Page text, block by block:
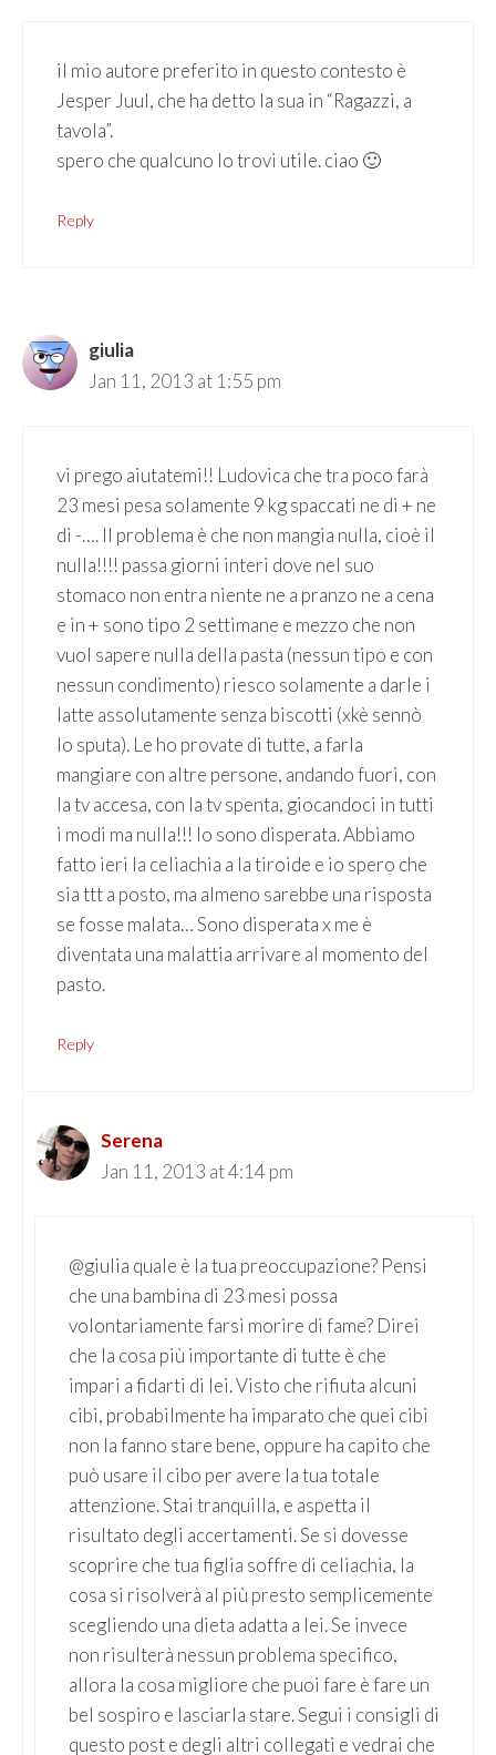
il mio autore preferito in questo contesto è
Jesper Juul, che ha detto la sua in “Ragazzi, a
tavola”.
spero che qualcuno lo trovi utile. ciao 🙂
Reply
giulia
Jan 11, 2013 at 1:55 pm
vi prego aiutatemi!! Ludovica che tra poco farà
23 mesi pesa solamente 9 kg spaccati ne di + ne
di -…. Il problema è che non mangia nulla, cioè il
nulla!!!! passa giorni interi dove nel suo
stomaco non entra niente ne a pranzo ne a cena
e in + sono tipo 2 settimane e mezzo che non
vuol sapere nulla della pasta (nessun tipo e con
nessun condimento) riesco solamente a darle i
latte assolutamente senza biscotti (xkè sennò
lo sputa). Le ho provate di tutte, a farla
mangiare con altre persone, andando fuori, con
la tv accesa, con la tv spenta, giocandoci in tutti
i modi ma nulla!!! Io sono disperata. Abbiamo
fatto ieri la celiachia a la tiroide e io spero che
sia ttt a posto, ma almeno sarebbe una risposta
se fosse malata… Sono disperata x me è
diventata una malattia arrivare al momento del
pasto.
Reply
Serena
Jan 11, 2013 at 4:14 pm
@giulia quale è la tua preoccupazione? Pensi
che una bambina di 23 mesi possa
volontariamente farsi morire di fame? Direi
che la cosa più importante di tutte è che
impari a fidarti di lei. Visto che rifiuta alcuni
cibi, probabilmente ha imparato che quei cibi
non la fanno stare bene, oppure ha capito che
può usare il cibo per avere la tua totale
attenzione. Stai tranquilla, e aspetta il
risultato degli accertamenti. Se si dovesse
scoprire che tua figlia soffre di celiachia, la
cosa si risolverà al più presto semplicemente
scegliendo una dieta adatta a lei. Se invece
non risulterà nessun problema specifico,
allora la cosa migliore che puoi fare è fare un
bel sospiro e lasciarla stare. Segui i consigli di
questo post e degli altri collegati e vedrai che